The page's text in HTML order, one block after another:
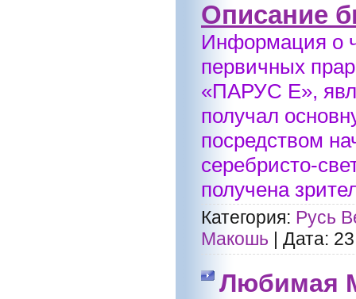
Описание
Информация о
первичных
«ПАРУС Е»,
получал
посредством
серебристо-
получена
Категория: Русь
Макошь
Дата:
Любимая